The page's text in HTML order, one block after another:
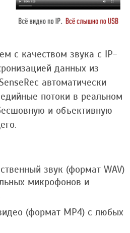
с качеством звука с IP-
данных из
автоматически
потоки в реальном
и объективную
звук (формат WAV)
микрофонов и
(формат MP4) с любых